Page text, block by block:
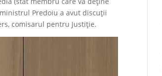
Predoiu a avut discuții
comisarul pentru Justiție.